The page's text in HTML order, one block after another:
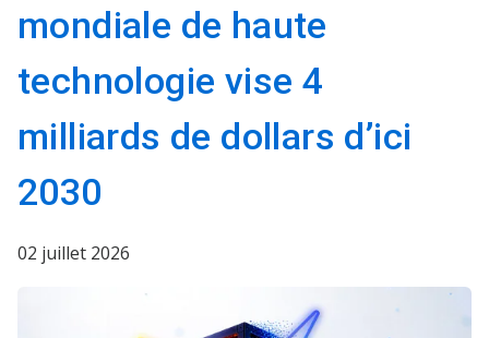
mondiale de haute
technologie vise 4
milliards de dollars d’ici
2030
02 juillet 2026